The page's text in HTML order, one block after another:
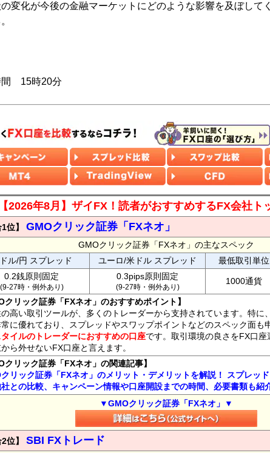
変化が今後の金融マーケットにどのような影響を及ぼして
間 15時20分
【2026年8月】ザイFX！読者がおすすめするFX会社ト
位】 GMOクリック証券「FXネオ」
GMOクリック証券「FXネオ」の主なスペック
ル/円 スプレッド
ユーロ/米ドル スプレッド 最低取引単位
0.2銭原則固定
(9-27時・例外あり)
0.3pips原則固定
(9-27時・例外あり)
1000通貨
クリック証券「FXネオ」のおすすめポイント】
高い取引ツールが、多くのトレーダーから支持されています。特に
に優れており、スプレッドやスワップポイントなどのスペック面も
イルのトレーダーにおすすめの口座です。取引環境の良さをFX口座
ら外せないFX口座と言えます。
クリック証券「FXネオ」の関連記事】
リック証券「FXネオ」のメリット・デメリットを解説！ スプレッ
社との比較、キャンペーン情報や口座開設までの時間、必要書類も紹
▼GMOクリック証券「FXネオ」▼
位】 SBI FXトレード